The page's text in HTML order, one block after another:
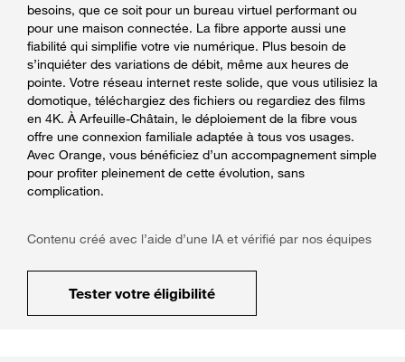
besoins, que ce soit pour un bureau virtuel performant ou
pour une maison connectée. La fibre apporte aussi une
fiabilité qui simplifie votre vie numérique. Plus besoin de
s’inquiéter des variations de débit, même aux heures de
pointe. Votre réseau internet reste solide, que vous utilisiez la
domotique, téléchargiez des fichiers ou regardiez des films
en 4K. À Arfeuille-Châtain, le déploiement de la fibre vous
offre une connexion familiale adaptée à tous vos usages.
Avec Orange, vous bénéficiez d’un accompagnement simple
pour profiter pleinement de cette évolution, sans
complication.
Contenu créé avec l’aide d’une IA et vérifié par nos équipes
Tester votre éligibilité